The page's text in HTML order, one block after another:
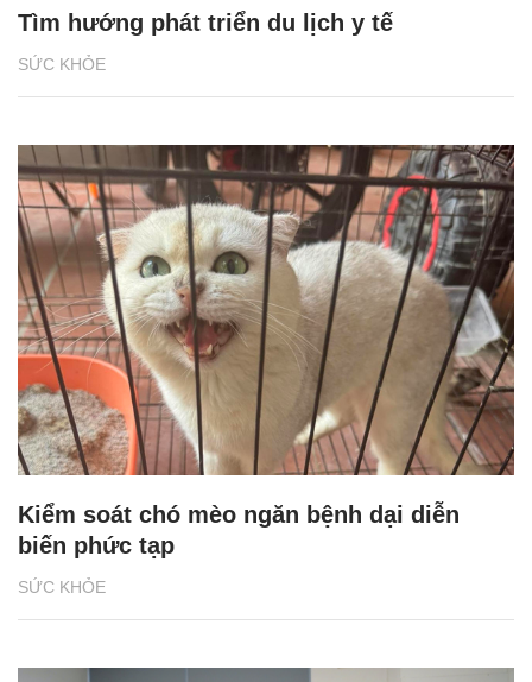
SỨC KHỎE
Tìm hướng phát triển du lịch y tế
SỨC KHỎE
Kiểm soát chó mèo ngăn bệnh dại diễn
biến phức tạp